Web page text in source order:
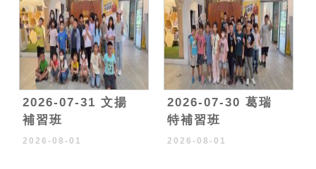
2026-07-31 文揚
補習班
2026-08-01
2026-07-30 葛瑞
特補習班
2026-08-01